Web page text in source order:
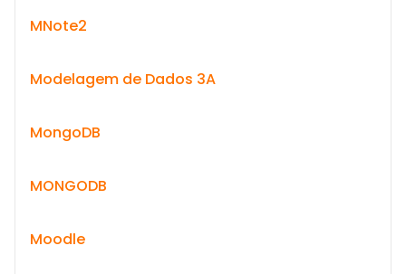
MNote2
Modelagem de Dados 3A
MongoDB
MONGODB
Moodle